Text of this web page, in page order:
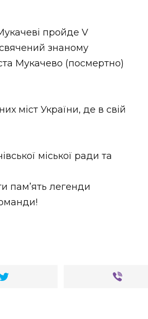
пройде V
знаному
Мукачево (посмертно)
міст України, де в свій
міської ради та
пам’ять легенди